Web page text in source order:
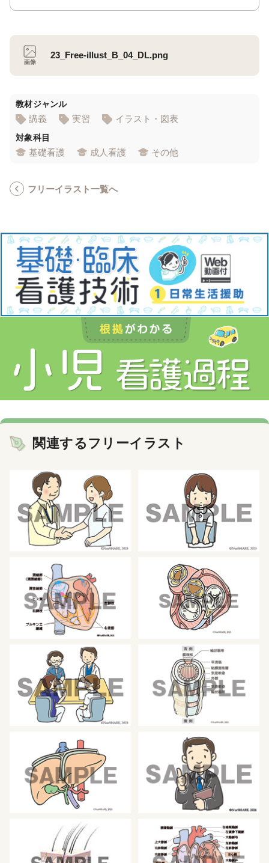
23_Free-illust_B_04_DL.png
教材ジャンル
講義 実習 イラスト・図表
対象科目
基礎看護 成人看護 その他
フリーイラスト一覧へ
関連するフリーイラスト